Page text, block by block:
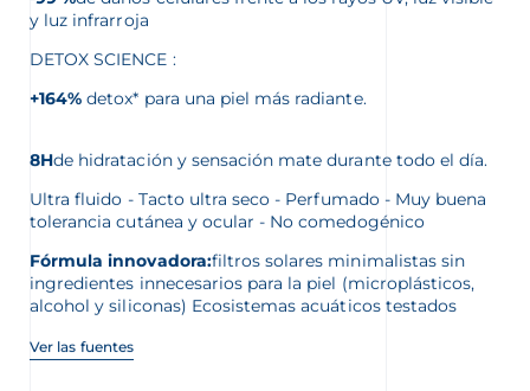
y luz infrarroja
DETOX SCIENCE :
+164% detox* para una piel más radiante.
8Hde hidratación y sensación mate durante todo el día.
Ultra fluido - Tacto ultra seco - Perfumado - Muy buena
tolerancia cutánea y ocular - No comedogénico
Fórmula innovadora:filtros solares minimalistas sin
ingredientes innecesarios para la piel (microplásticos,
alcohol y siliconas) Ecosistemas acuáticos testados
Ver las fuentes